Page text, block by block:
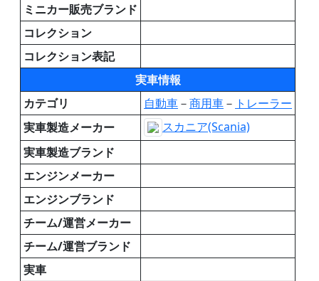
ミニカー販売ブランド
コレクション
コレクション表記
実車情報
カテゴリ
自動車－商用車－ トレーラー
実車製造メーカー
スカニア(Scania)
実車製造ブランド
エンジンメーカー
エンジンブランド
チーム/運営メーカー
チーム/運営ブランド
実車